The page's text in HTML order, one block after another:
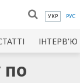
УКР РУС
ІНТЕРВ'Ю
по